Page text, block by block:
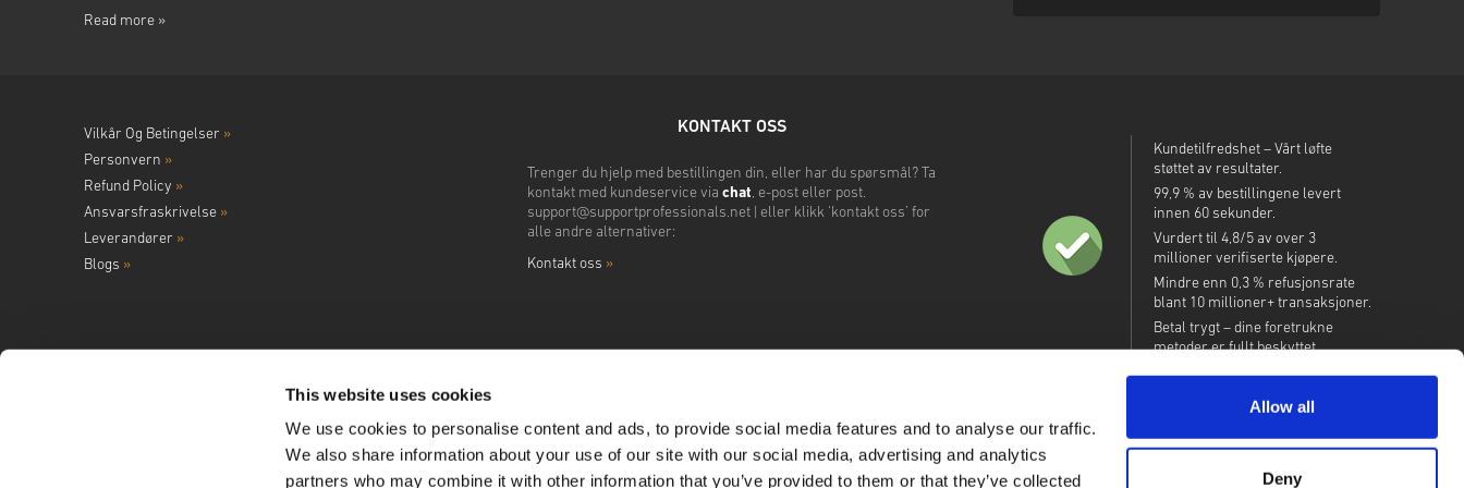
This website uses cookies
We use cookies to personalise content and ads, to provide social media features and to analyse our traffic.
We also share information about your use of our site with our social media, advertising and analytics
partners who may combine it with other information that you’ve provided to them or that they’ve collected
Allow all
Deny
Read more »
Vilkår Og Betingelser »
Personvern »
Refund Policy »
Ansvarsfraskrivelse »
Leverandører »
Blogs »
KONTAKT OSS
Trenger du hjelp med bestillingen din, eller har du spørsmål? Ta
kontakt med kundeservice via chat, e-post eller post.
support@supportprofessionals.net| eller klikk ‘kontakt oss’ for
alle andre alternativer:
Kontakt oss »
Kundetilfredshet – Vårt løfte
støttet av resultater.
99,9 % av bestillingene levert
innen 60 sekunder.
Vurdert til 4,8/5 av over 3
millioner verifiserte kjøpere.
Mindre enn 0,3 % refusjonsrate
blant 10 millioner+ transaksjoner.
Betal trygt – dine foretrukne
metoder er fullt beskyttet.